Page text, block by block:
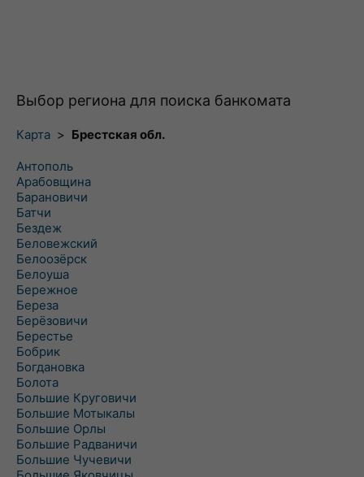
Выбор региона для поиска банкомата
Карта > Брестская обл.
Антополь
Арабовщина
Барановичи
Батчи
Бездеж
Беловежский
Белоозёрск
Белоуша
Бережное
Береза
Берёзовичи
Берестье
Бобрик
Богдановка
Болота
Большие Круговичи
Большие Мотыкалы
Большие Орлы
Большие Радваничи
Большие Чучевичи